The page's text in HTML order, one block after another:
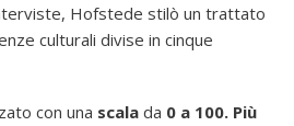
Hofstede stilò un trattato
culturali divise in cinque
con una scala da 0 a 100. Più